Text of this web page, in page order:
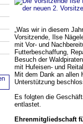
„Was wir in diesem
Vorsitzende, Ilse
mit Vor- und
Futterbeschaffung,
Besuch der
mit Hufeisen- und
Mit dem Dank an allen
Unterstützung
Es folgten die
entlastet.
Ehrenmitgliedschaft